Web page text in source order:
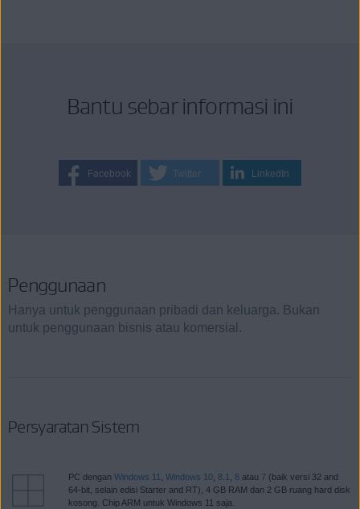
Bantu sebar informasi ini
Facebook Twitter LinkedIn
Penggunaan
Hanya untuk penggunaan pribadi dan keluarga. Bukan
untuk penggunaan bisnis atau komersial.
Persyaratan Sistem
PC dengan Windows 11 Windows 10, 8.1 8atau 7(baik versi 32 and
64-bit, selain edisi Starter and RT), 4 GB RAM dan 2 GB ruang hard disk
kosong. Chip ARM untuk Windows 11 saja.